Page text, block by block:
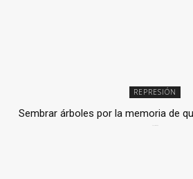
REPRESIÓN
Sembrar árboles por la memoria de